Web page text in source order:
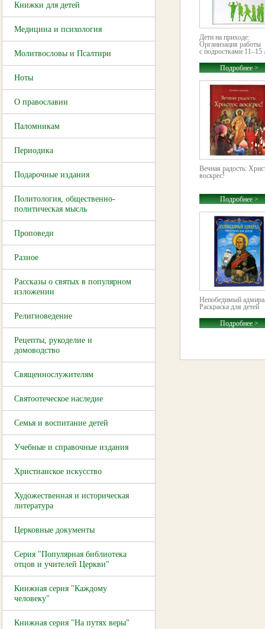
Книжки для детей
Медицина и психология
Молитвословы и Псалтири
Ноты
О православии
Паломникам
Периодика
Подарочные издания
Политология, общественно-
политическая мысль
Проповеди
Разное
Рассказы о святых в популярном
изложении
Религиоведение
Рецепты, рукоделие и
домоводство
Священнослужителям
Святоотеческое наследие
Семья и воспитание детей
Учебные и справочные издания
Христианское искусство
Художественная и историческая
литература
Церковные документы
Серия "Популярная библиотека
отцов и учителей Церкви"
Книжная серия "Каждому
человеку"
Книжная серия "На путях веры"
Дети на приходе:
Организация работы
с подростками 11–15
Подробнее >
Вечная радость:
воскрес!
Подробнее >
Непобедимый
Раскраска для детей
Подробнее >